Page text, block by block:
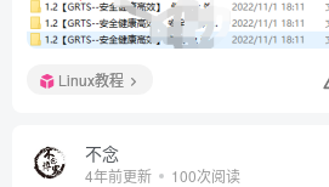
Linux教程
不念
4年前更新 100次阅读